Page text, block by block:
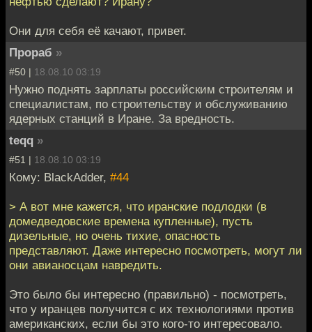
Они для себя её качают, привет.
Прораб »
#50 | 18.08.10 03:19
Нужно поднять зарплаты российским строителям и
специалистам, по строительству и обслуживанию
ядерных станций в Иране. За вредность.
teqq »
#51 | 18.08.10 03:19
Кому: BlackAdder, #44
> А вот мне кажется, что иранские подлодки (в
домедведовские времена купленные), пусть
дизельные, но очень тихие, опасность
представляют. Даже интересно посмотреть, могут ли
они авианосцам навредить.
Это было бы интересно (правильно) - посмотреть,
что у иранцев получится с их технологиями против
американских, если бы это кого-то интересовало.